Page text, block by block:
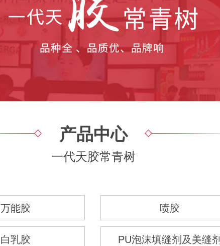
产品中心
一代天胶常青树
万能胶 喷胶
白乳胶 PU泡沫填缝剂及美缝剂